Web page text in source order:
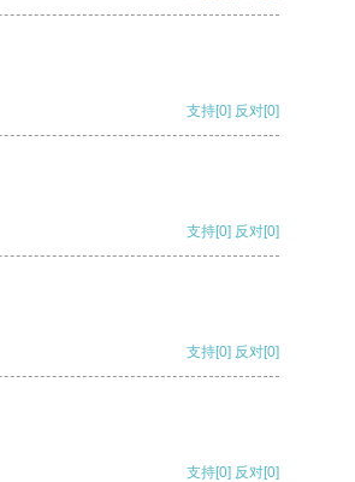
支持[0] 反对[0]
支持[0] 反对[0]
支持[0] 反对[0]
支持[0] 反对[0]